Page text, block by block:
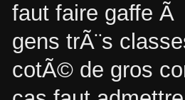
faut faire gaffe
gens trÃ¨s
cotÃ© de gros